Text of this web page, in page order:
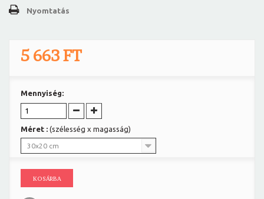
Nyomtatás
5 663 FT
Mennyiség:
Méret : (szélesség x magasság)
30x20 cm
KOSÁRBA